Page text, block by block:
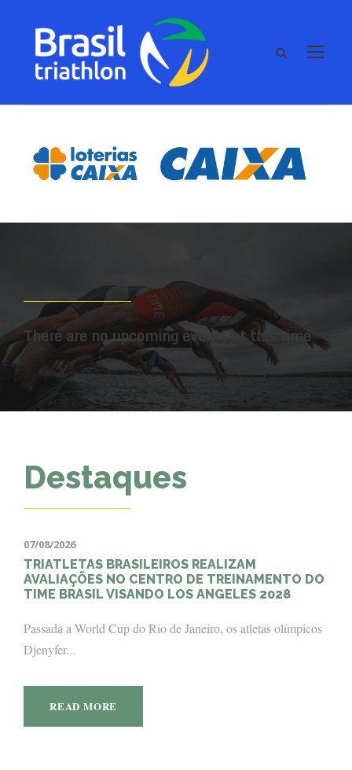
There are no upcoming events at this time
Destaques
07/08/2026
TRIATLETAS BRASILEIROS REALIZAM
AVALIAÇÕES NO CENTRO DE TREINAMENTO DO
TIME BRASIL VISANDO LOS ANGELES 2028
Passada a World Cup do Rio de Janeiro, os atletas olímpicos
Djenyfer...
READ MORE